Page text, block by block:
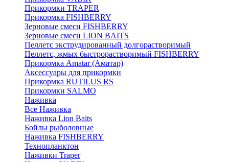
Прикормки TRAPER
Прикормка FISHBERRY
Зерновые смеси FISHBERRY
Зерновые смеси LION BAITS
Пеллетс экструдированный долгорастворимый
Пеллетс, жмых быстрорастворимый FISHBERRY
Прикормка Amatar (Аматар)
Аксессуары для прикормки
Прикормка RUTILUS RS
Прикормки SALMO
Наживка
Все Наживка
Наживка Lion Baits
Бойлы рыболовные
Наживка FISHBERRY
Технопланктон
Наживки Traper